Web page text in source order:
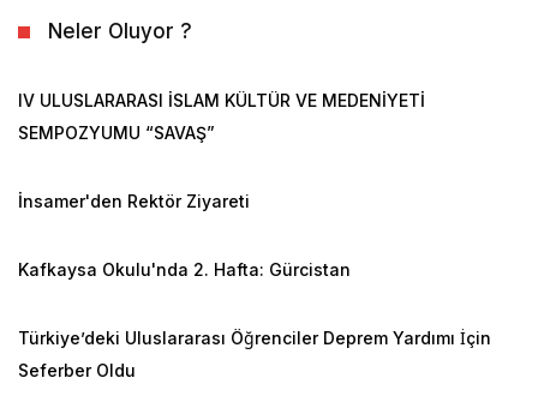
Neler Oluyor ?
IV ULUSLARARASI İSLAM KÜLTÜR VE MEDENİYETİ
SEMPOZYUMU “SAVAŞ”
İnsamer'den Rektör Ziyareti
Kafkaysa Okulu'nda 2. Hafta: Gürcistan
Türkiye’deki Uluslararası Öğrenciler Deprem Yardımı İçin
Seferber Oldu